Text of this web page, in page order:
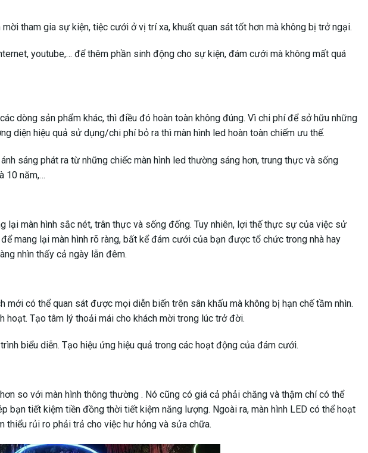
tham gia sự kiện, tiệc cưới ở vị trí xa, khuất quan sát tốt hơn mà không bị trở ngại.
youtube,… để thêm phần sinh động cho sự kiện, đám cưới mà không mất quá
dòng sản phẩm khác, thì điều đó hoàn toàn không đúng. Vì chi phí để sở hữu những
diện hiệu quả sử dụng/chi phí bỏ ra thì màn hình led hoàn toàn chiếm ưu thế.
sáng phát ra từ những chiếc màn hình led thường sáng hơn, trung thực và sống
10 năm,…
lại màn hình sắc nét, trân thực và sống đống. Tuy nhiên, lợi thế thực sự của việc sử
mang lại màn hình rõ ràng, bất kể đám cưới của bạn được tổ chức trong nhà hay
nhìn thấy cả ngày lẫn đêm.
mới có thể quan sát được mọi diễn biến trên sân khấu mà không bị hạn chế tầm nhìn.
hoạt. Tạo tâm lý thoải mái cho khách mời trong lúc trở đời.
biểu diễn. Tạo hiệu ứng hiệu quả trong các hoạt động của đám cưới.
so với màn hình thông thường . Nó cũng có giá cả phải chăng và thậm chí có thể
bạn tiết kiệm tiền đồng thời tiết kiệm năng lượng. Ngoài ra, màn hình LED có thể hoạt
thiểu rủi ro phải trả cho việc hư hỏng và sửa chữa.